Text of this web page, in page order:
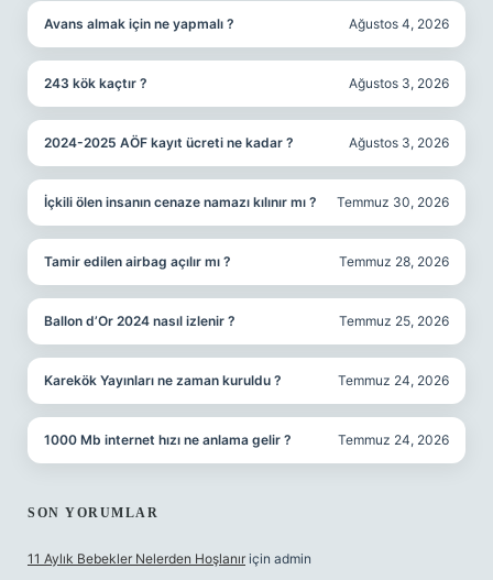
Avans almak için ne yapmalı ? Ağustos 4, 2026
243 kök kaçtır ? Ağustos 3, 2026
2024-2025 AÖF kayıt ücreti ne kadar ? Ağustos 3, 2026
İçkili ölen insanın cenaze namazı kılınır mı ? Temmuz 30, 2026
Tamir edilen airbag açılır mı ? Temmuz 28, 2026
Ballon d’Or 2024 nasıl izlenir ? Temmuz 25, 2026
Karekök Yayınları ne zaman kuruldu ? Temmuz 24, 2026
1000 Mb internet hızı ne anlama gelir ? Temmuz 24, 2026
SON YORUMLAR
11 Aylık Bebekler Nelerden Hoşlanır için admin